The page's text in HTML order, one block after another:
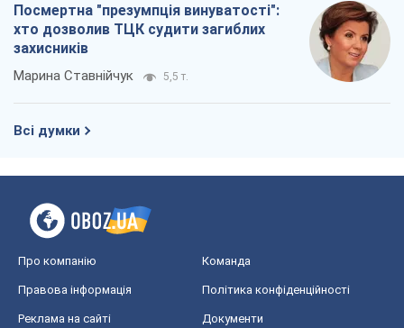
Посмертна "презумпція винуватості":
хто дозволив ТЦК судити загиблих
захисників
Марина Ставнійчук 5,5 т.
Всі думки
Про компанію Команда
Правова інформація Політика конфіденційності
Реклама на сайті Документи